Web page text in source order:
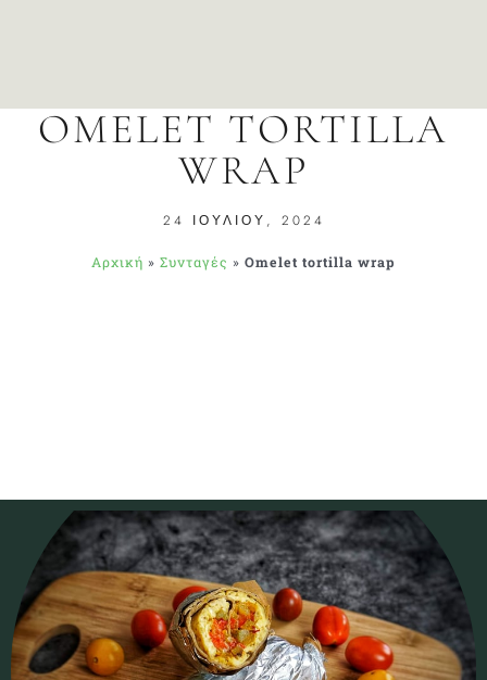
OMELET TORTILLA
WRAP
24 ΙΟΥΛΊΟΥ, 2024
Αρχική » Συνταγές » Omelet tortilla wrap